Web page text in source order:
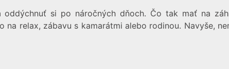
si po náročných dňoch. Čo tak mať na
relax, zábavu s kamarátmi alebo rodinou. Navyše,